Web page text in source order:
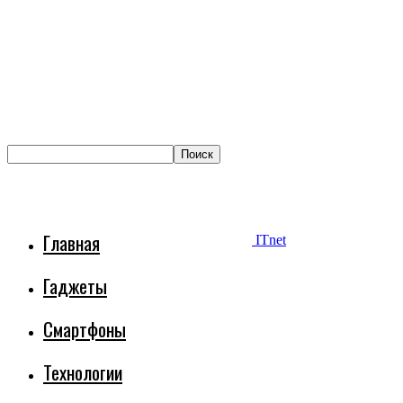
ITnet
Главная
Гаджеты
Смартфоны
Технологии